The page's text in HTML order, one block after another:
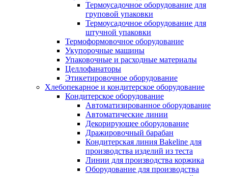
Термоусадочное оборудование для
груповой упаковки
Термоусадочное оборудование для
штучной упаковки
Термоформовочное оборудование
Укупорочные машины
Упаковочные и расходные материалы
Целлофанаторы
Этикетировочное оборудование
Хлебопекарное и кондитерское оборудование
Кондитерское оборудование
Автоматизированное оборудование
Автоматические линии
Декорирующее оборудование
Дражировочный барабан
Кондитерская линия Bakeline для
производства изделий из теста
Линии для производства коржика
Оборудование для производства